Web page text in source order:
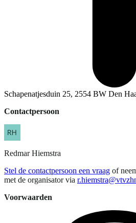
Schapenatjesduin 25, 2554 BW Den
Contactpersoon
Redmar Hiemstra
Stel de contactpersoon een vraag of
met de organisator via
Voorwaarden